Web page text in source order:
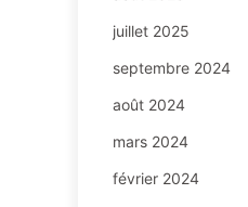
juillet 2025
septembre 2024
août 2024
mars 2024
février 2024